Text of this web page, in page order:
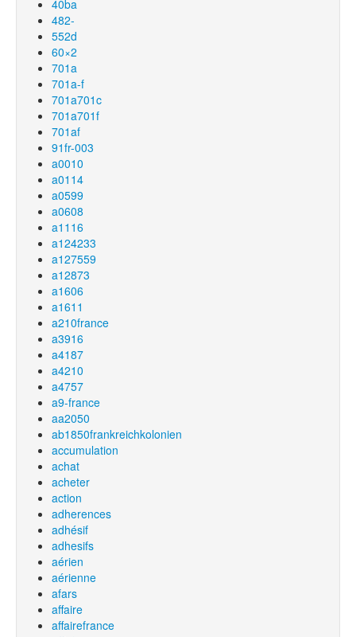
40ba
482-
552d
60×2
701a
701a-f
701a701c
701a701f
701af
91fr-003
a0010
a0114
a0599
a0608
a1116
a124233
a127559
a12873
a1606
a1611
a210france
a3916
a4187
a4210
a4757
a9-france
aa2050
ab1850frankreichkolonien
accumulation
achat
acheter
action
adherences
adhésif
adhesifs
aérien
aérienne
afars
affaire
affairefrance